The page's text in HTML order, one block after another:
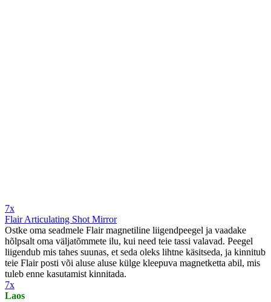
7x
Flair Articulating Shot Mirror
Ostke oma seadmele Flair magnetiline liigendpeegel ja vaadake
hõlpsalt oma väljatõmmete ilu, kui need teie tassi valavad. Peegel
liigendub mis tahes suunas, et seda oleks lihtne käsitseda, ja kinnitub
teie Flair posti või aluse aluse külge kleepuva magnetketta abil, mis
tuleb enne kasutamist kinnitada.
7x
Laos